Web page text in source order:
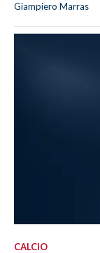
Giampiero Marras
CALCIO